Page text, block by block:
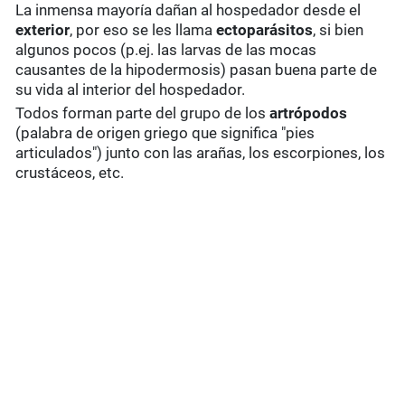
La inmensa mayoría dañan al hospedador desde el
exterior, por eso se les llamaectoparásitos, si bien
algunos pocos (p.ej. las larvas de las mocas
causantes de la hipodermosis) pasan buena parte de
su vida al interior del hospedador.
Todos forman parte del grupo de losartrópodos
(palabra de origen griego que significa "pies
articulados") junto con las arañas, los escorpiones, los
crustáceos, etc.